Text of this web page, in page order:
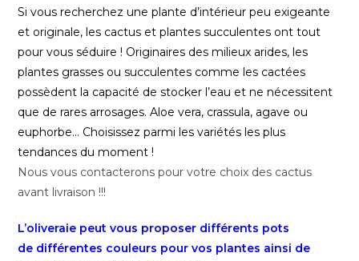
Si vous recherchez une plante d’intérieur peu exigeante
et originale, les cactus et plantes succulentes ont tout
pour vous séduire ! Originaires des milieux arides, les
plantes grasses ou succulentes comme les cactées
possèdent la capacité de stocker l’eau et ne nécessitent
que de rares arrosages. Aloe vera, crassula, agave ou
euphorbe… Choisissez parmi les variétés les plus
tendances du moment !
Nous vous contacterons pour votre choix des cactus
avant livraison !!!
L’oliveraie peut vous proposer différents pots
de différentes couleurs pour vos plantes ainsi de